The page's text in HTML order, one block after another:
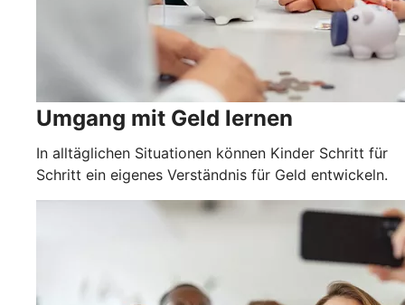
Umgang mit Geld lernen
In alltäglichen Situationen können Kinder Schritt für
Schritt ein eigenes Verständnis für Geld entwickeln.